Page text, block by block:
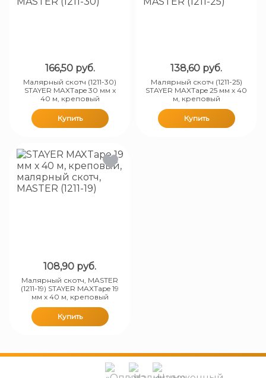
166,50 руб.
Малярный скотч (1211-30)
STAYER MAXTape 30 мм х
40 м, креповый
Купить
138,60 руб.
Малярный скотч (1211-25)
STAYER MAXTape 25 мм х 40
м, креповый
Купить
108,90 руб.
Малярный скотч, MASTER
(1211-19) STAYER MAXTape 19
мм х 40 м, креповый
Купить